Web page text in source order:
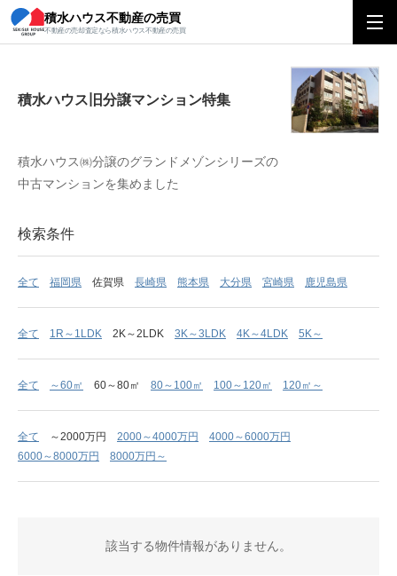
積水ハウス不動産の売買
不動産の売却査定なら積水ハウス不動産の売買
積水ハウス旧分譲マンション特集
積水ハウス旧分譲マンション特集
積水ハウス㈱分譲のグランドメゾンシリーズの
中古マンションを集めました
検索条件
全て 福岡県 佐賀県 長崎県 熊本県 大分県 宮崎県 鹿児島県
全て 1R～1LDK 2K～2LDK 3K～3LDK 4K～4LDK 5K～
全て ～60㎡ 60～80㎡ 80～100㎡ 100～120㎡ 120㎡～
全て ～2000万円 2000～4000万円
4000～6000万円
6000～8000万円
8000万円～
該当する物件情報がありません。